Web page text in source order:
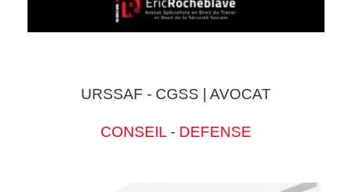
URSSAF - CGSS | AVOCAT
CONSEIL - DEFENSE